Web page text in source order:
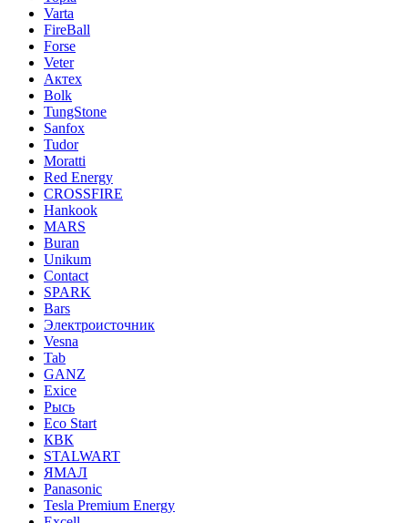
Varta
FireBall
Forse
Veter
Актех
Bolk
TungStone
Sanfox
Tudor
Moratti
Red Energy
CROSSFIRE
Hankook
MARS
Buran
Unikum
Contact
SPARK
Bars
Электроисточник
Vesna
Tab
GANZ
Exice
Рысь
Eco Start
КВК
STALWART
ЯМАЛ
Panasonic
Tesla Premium Energy